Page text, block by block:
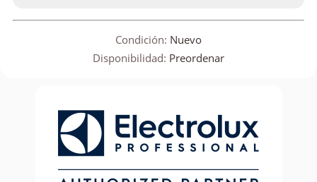
Condición: Nuevo
Disponibilidad: Preordenar